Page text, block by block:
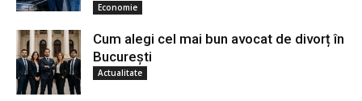
Economie
Cum alegi cel mai bun avocat de divorț în
București
Actualitate